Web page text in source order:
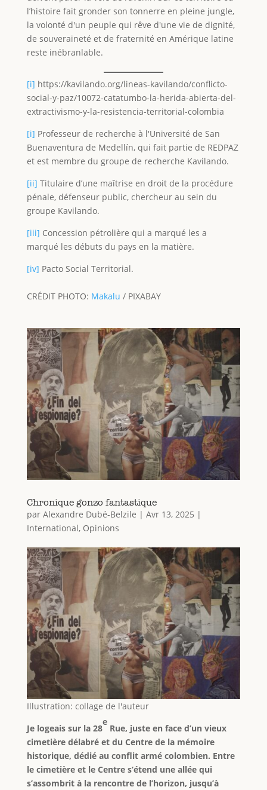
l’histoire fait gronder son tonnerre en pleine jungle,
la volonté d'un peuple qui rêve d'une vie de dignité,
de souveraineté et de fraternité en Amérique latine
reste inébranlable.
[i] https://kavilando.org/lineas-kavilando/conflicto-
social-y-paz/10072-catatumbo-la-herida-abierta-del-
extractivismo-y-la-resistencia-territorial-colombia
[i] Professeur de recherche à l'Université de San
Buenaventura de Medellín, qui fait partie de REDPAZ
et est membre du groupe de recherche Kavilando.
[ii] Titulaire d’une maîtrise en droit de la procédure
pénale, défenseur public, chercheur au sein du
groupe Kavilando.
[iii] Concession pétrolière qui a marqué les a
marqué les débuts du pays en la matière.
[iv] Pacto Social Territorial.
CRÉDIT PHOTO: Makalu / PIXABAY
Chronique gonzo fantastique
par Alexandre Dubé-Belzile | Avr 13, 2025 |
International, Opinions
Illustration: collage de l'auteur
Je logeais sur la 28
e
Rue, juste en face d’un vieux
cimetière délabré et du Centre de la mémoire
historique, dédié au conflit armé colombien. Entre
le cimetière et le Centre s’étend une allée qui
s’assombrit à la rencontre de l’horizon, jusqu’à